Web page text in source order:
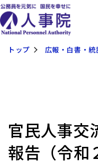
トップ 広報・白書・統
官民人事交
報告（令和